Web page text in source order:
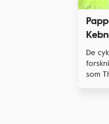
De
som